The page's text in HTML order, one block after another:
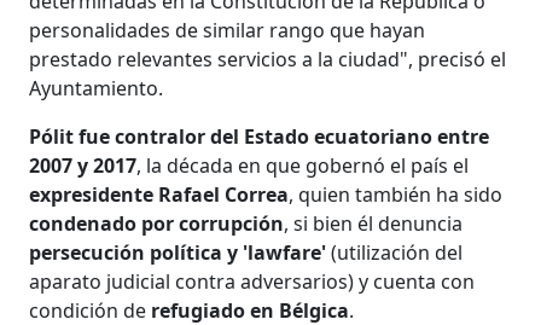
personalidades de similar rango que hayan
prestado relevantes servicios a la ciudad", precisó el
Ayuntamiento.
Pólit fue contralor del Estado ecuatoriano entre
2007 y 2017, la década en que gobernó el país el
expresidente Rafael Correa, quien también ha sido
condenado por corrupción, si bien él denuncia
persecución política y 'lawfare'(utilización del
aparato judicial contra adversarios) y cuenta con
condición de refugiado en Bélgica.